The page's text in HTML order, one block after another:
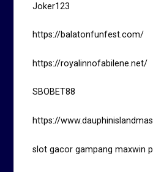
Joker123
https://balatonfunfest.com/
https://royalinnofabilene.net/
SBOBET88
https://
slot gacor gampang maxwin